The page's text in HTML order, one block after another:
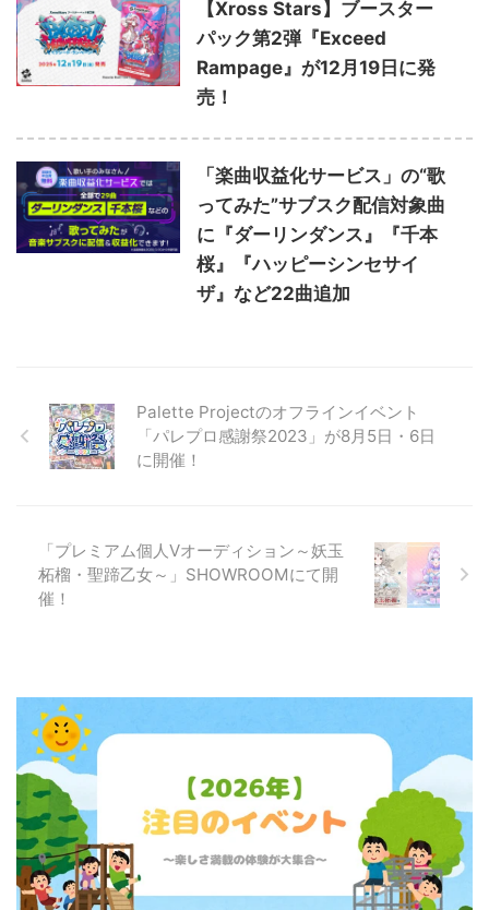
【Xross Stars】ブースター
パック第2弾『Exceed
Rampage』が12月19日に発
売！
「楽曲収益化サービス」の“歌
ってみた”サブスク配信対象曲
に『ダーリンダンス』『千本
桜』『ハッピーシンセサイ
ザ』など22曲追加
Palette Projectのオフラインイベント
「パレプロ感謝祭2023」が8月5日・6日
に開催！
「プレミアム個人Vオーディション～妖玉
柘榴・聖蹄乙女～」SHOWROOMにて開
催！